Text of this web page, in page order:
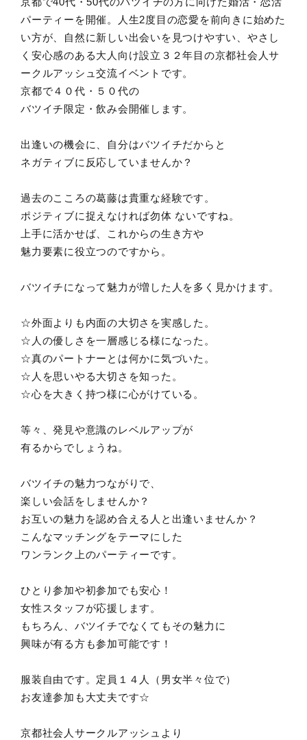
パーティーを開催。人生2度目の恋愛を前向きに始めた
い方が、自然に新しい出会いを見つけやすい、やさし
く安心感のある大人向け設立３２年目の京都社会人サ
ークルアッシュ交流イベントです。
京都で４０代・５０代の
バツイチ限定・飲み会開催します。
出逢いの機会に、自分はバツイチだからと
ネガティブに反応していませんか？
過去のこころの葛藤は貴重な経験です。
ポジティブに捉えなければ勿体 ないですね。
上手に活かせば、これからの生き方や
魅力要素に役立つのですから。
バツイチになって魅力が増した人を多く見かけます。
☆外面よりも内面の大切さを実感した。
☆人の優しさを一層感じる様になった。
☆真のパートナーとは何かに気づいた。
☆人を思いやる大切さを知った。
☆心を大きく持つ様に心がけている。
等々、発見や意識のレベルアップが
有るからでしょうね。
バツイチの魅力つながりで、
楽しい会話をしませんか？
お互いの魅力を認め合える人と出逢いませんか？
こんなマッチングをテーマにした
ワンランク上のパーティーです。
ひとり参加や初参加でも安心！
女性スタッフが応援します。
もちろん、バツイチでなくてもその魅力に
興味が有る方も参加可能です！
服装自由です。定員１４人（男女半々位で）
お友達参加も大丈夫です☆
京都社会人サークルアッシュより